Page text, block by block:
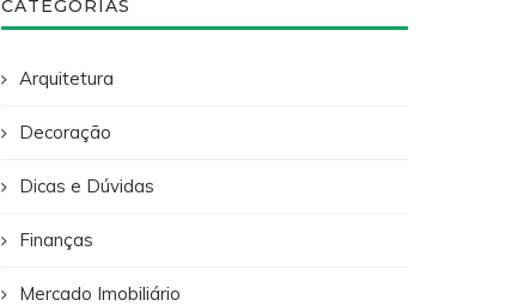
CATEGORIAS
Arquitetura
Decoração
Dicas e Dúvidas
Finanças
Mercado Imobiliário